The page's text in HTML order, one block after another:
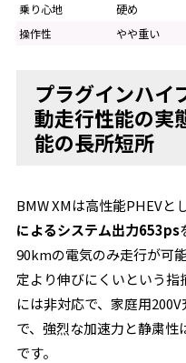
乗り心地
硬め
操作性
やや重い
プラグインハイ
動走行性能の実
能の長所短所
BMW XMは高性能PHEVと
によるシステム出力653ps
90kmの電気のみ走行が可
定より伸びにくいという
には非対応で、家庭用
で、強烈な加速力と静粛性
です。